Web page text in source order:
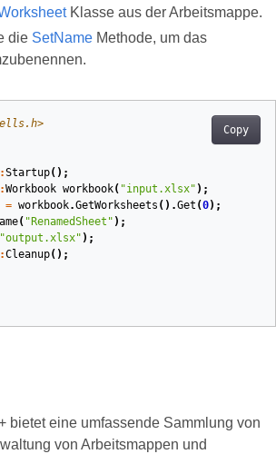
Klasse aus der Arbeitsmappe.
die SetName Methode, um das
Copy
Startup();
Workbook workbook( "input.xlsx" ) ;
= workbook.GetWorksheets ().Get (0);
( "RenamedSheet" );
"output.xlsx" );
Cleanup();
bietet eine umfassende Sammlung von
von Arbeitsmappen und